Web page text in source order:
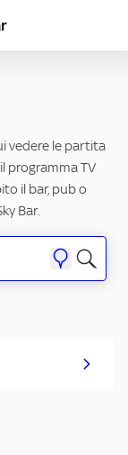
vedere le partita
programma TV
il bar, pub o
Bar.